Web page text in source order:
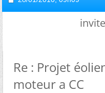
Re : Projet
moteur a CC